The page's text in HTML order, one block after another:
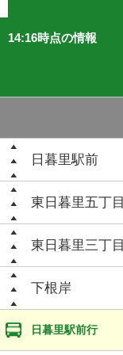
14:16時点の情報
日暮里駅前
東日暮里五丁目
東日暮里三丁目
下根岸
日暮里駅前行